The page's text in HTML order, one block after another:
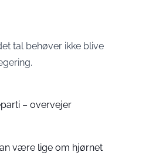
tal behøver ikke blive
– overvejer
være lige om hjørnet